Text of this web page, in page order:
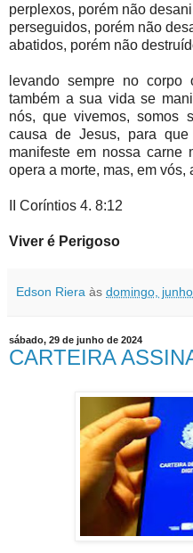
perplexos, porém não
perseguidos, porém não
abatidos, porém não
levando sempre no
também a sua vida se
nós, que vivemos, somos
causa de Jesus, para
manifeste em nossa carne
opera a morte, mas, em vós,
II Coríntios 4. 8:12
Viver é Perigoso
Edson Riera às domingo,
sábado, 29 de junho de 2024
CARTEIRA